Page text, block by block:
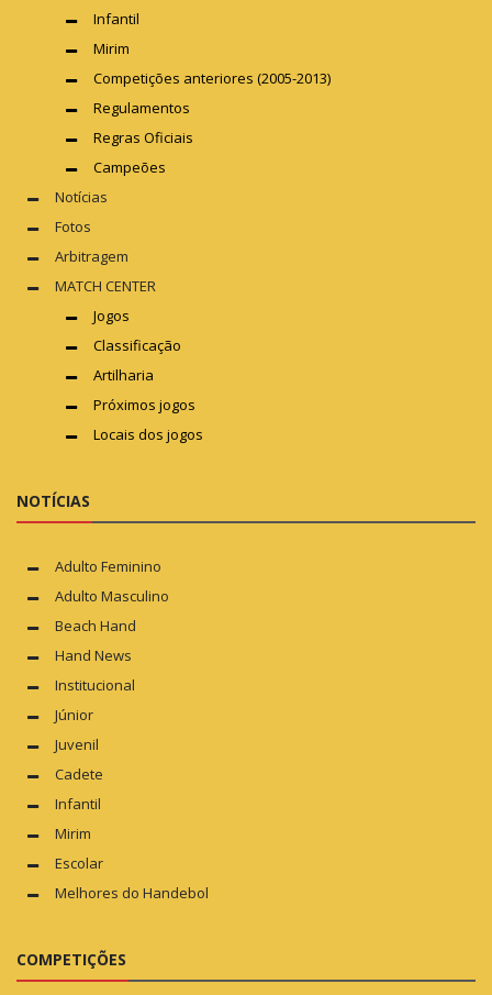
Infantil
Mirim
Competições anteriores (2005-2013)
Regulamentos
Regras Oficiais
Campeões
Notícias
Fotos
Arbitragem
MATCH CENTER
Jogos
Classificação
Artilharia
Próximos jogos
Locais dos jogos
NOTÍCIAS
Adulto Feminino
Adulto Masculino
Beach Hand
Hand News
Institucional
Júnior
Juvenil
Cadete
Infantil
Mirim
Escolar
Melhores do Handebol
COMPETIÇÕES